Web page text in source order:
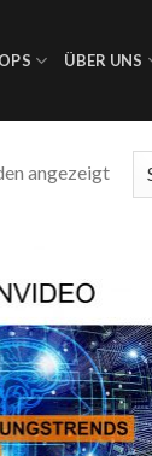
ÜBER UNS
angezeigt
Auf die
Wunschliste